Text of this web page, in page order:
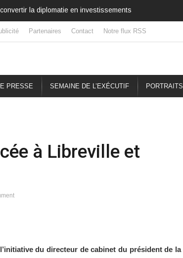
la diplomatie en investissements
Partenaires Contact Notre flux RSS
PRESSE SEMAINE DE L’EXÉCUTIF PORTRAITS
à Libreville et
du directeur de cabinet du président de la